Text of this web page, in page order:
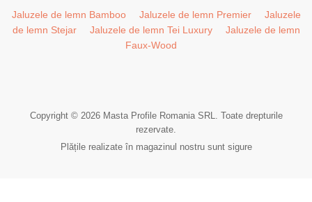
Jaluzele de lemn Bamboo Jaluzele de lemn Premier
Jaluzele
de lemn Stejar
Jaluzele de lemn Tei Luxury
Jaluzele de lemn
Faux-Wood
Copyright © 2026 Masta Profile Romania SRL. Toate drepturile
rezervate.
Plățile realizate în magazinul nostru sunt sigure